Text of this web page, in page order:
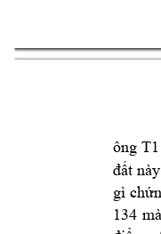
ông T1
đất này
gì
134 mà